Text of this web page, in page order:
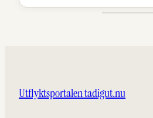
Utflyktsportalen tadigut.nu